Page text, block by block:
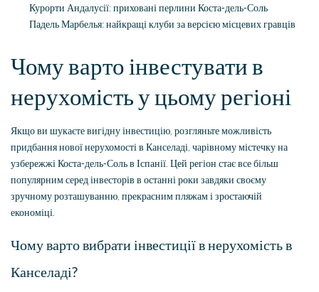
Курорти Андалусії: приховані перлини Коста-дель-Соль
Падель Марбелья: найкращі клуби за версією місцевих гравців
Чому варто інвестувати в
нерухомість у цьому регіоні
Якщо ви шукаєте вигідну інвестицію, розгляньте можливість
придбання нової нерухомості в Канселаді, чарівному містечку на
узбережжі Коста-дель-Соль в Іспанії. Цей регіон стає все більш
популярним серед інвесторів в останні роки завдяки своєму
зручному розташуванню, прекрасним пляжам і зростаючій
економіці.
Чому варто вибрати інвестиції в нерухомість в
Канселаді?